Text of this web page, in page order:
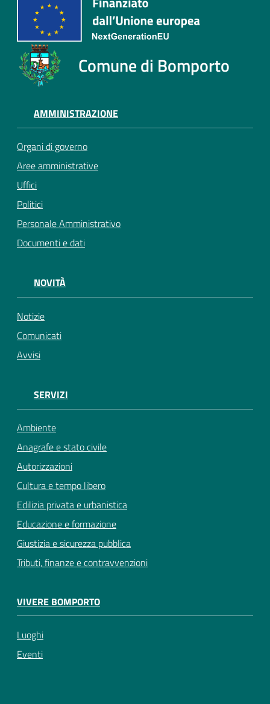
Comune di Bomporto
AMMINISTRAZIONE
Organi di governo
Aree amministrative
Uffici
Politici
Personale Amministrativo
Documenti e dati
NOVITÀ
Notizie
Comunicati
Avvisi
SERVIZI
Ambiente
Anagrafe e stato civile
Autorizzazioni
Cultura e tempo libero
Edilizia privata e urbanistica
Educazione e formazione
Giustizia e sicurezza pubblica
Tributi, finanze e contravvenzioni
VIVERE BOMPORTO
Luoghi
Eventi